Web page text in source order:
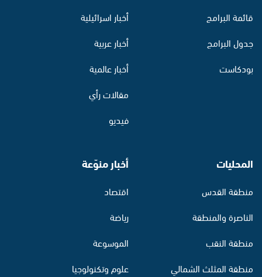
قائمة البرامج
جدول البرامج
بودكاست
أخبار اسرائيلية
أخبار عربية
أخبار عالمية
مقالات رأي
فيديو
المحليات
منطقة القدس
الناصرة والمنطقة
منطقة النقب
منطقة المثلث الشمالي
أخبار منوّعة
اقتصاد
رياضة
الموسوعة
علوم وتكنولوجيا